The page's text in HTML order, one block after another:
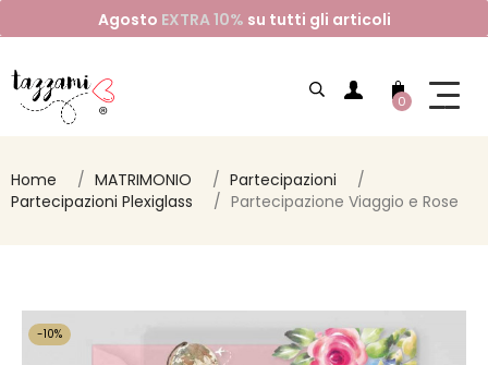
Agosto EXTRA 10% su tutti gli articoli
0
Home MATRIMONIO
Partecipazioni
Partecipazioni Plexiglass
Partecipazione Viaggio e Rose
-10%